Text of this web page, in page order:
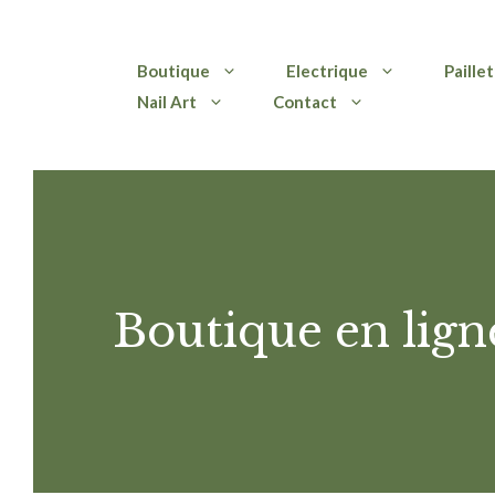
Boutique Electrique
Nail Art
Contact
Boutique en